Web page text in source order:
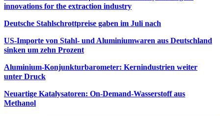
innovations for the extraction industry
Deutsche Stahlschrottpreise gaben im Juli nach
US-Importe von Stahl- und Aluminiumwaren aus Deutschland
sinken um zehn Prozent
Aluminium-Konjunkturbarometer: Kernindustrien weiter
unter Druck
Neuartige Katalysatoren: On-Demand-Wasserstoff aus
Methanol